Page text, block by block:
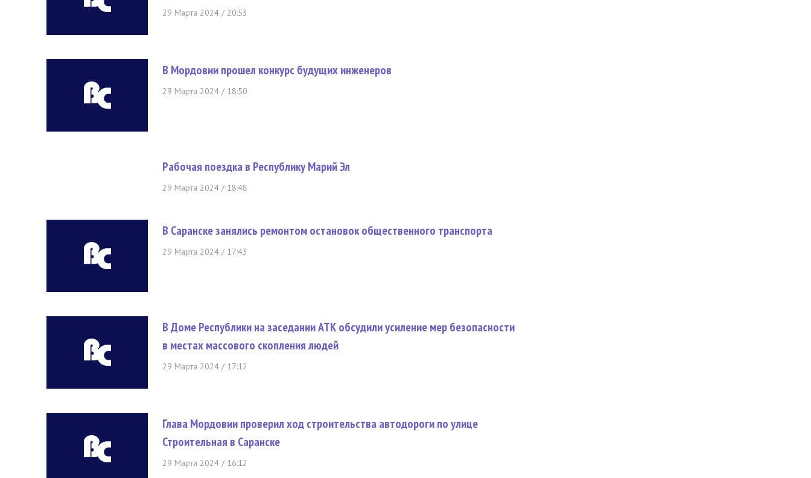
29 Марта 2024 / 20:53
В Мордовии прошел конкурс будущих инженеров
29 Марта 2024 / 18:50
Рабочая поездка в Республику Марий Эл
29 Марта 2024 / 18:48
В Саранске занялись ремонтом остановок общественного транспорта
29 Марта 2024 / 17:43
В Доме Республики на заседании АТК обсудили усиление мер безопасности
в местах массового скопления людей
29 Марта 2024 / 17:12
Глава Мордовии проверил ход строительства автодороги по улице
Строительная в Саранске
29 Марта 2024 / 16:12